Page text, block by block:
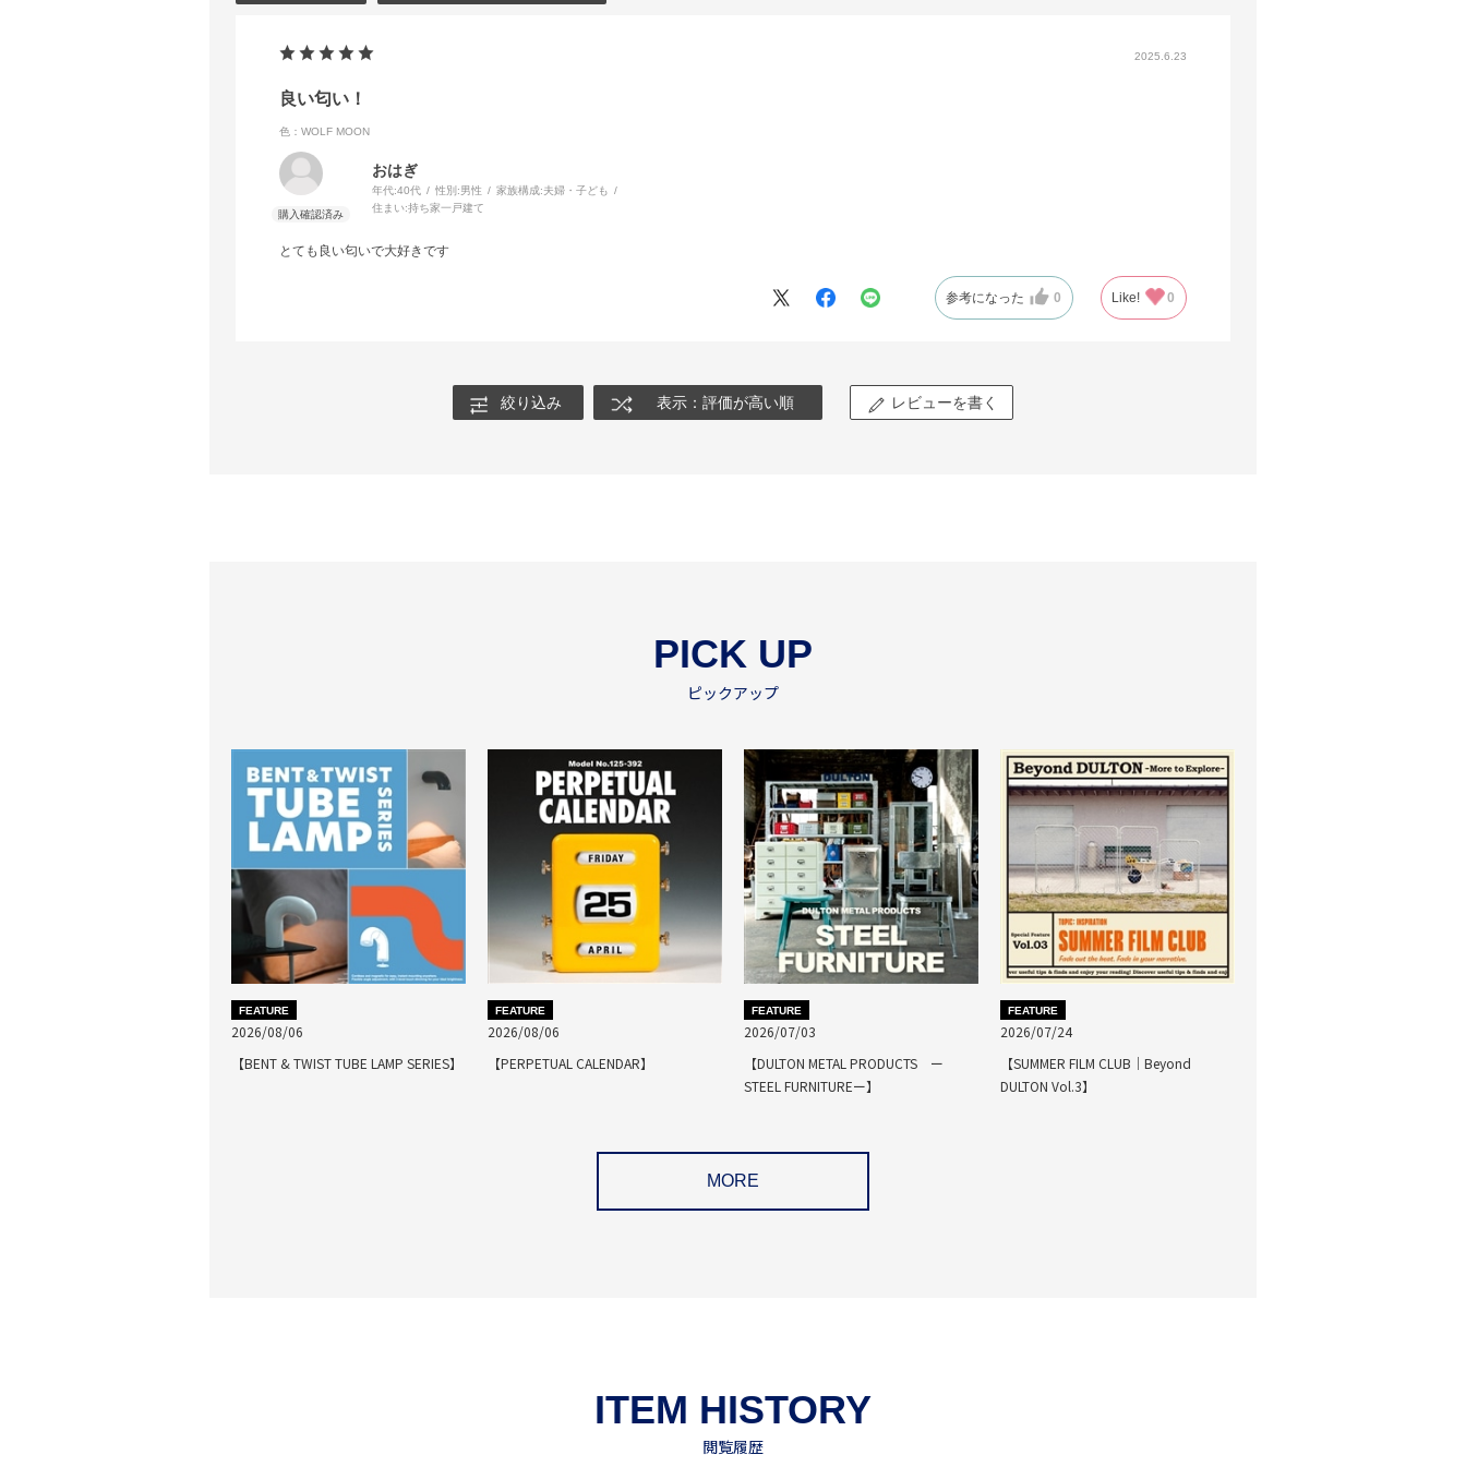
2025.6.23
良い匂い！
色：WOLF MOON
おはぎ
年代:40代 性別:男性 家族構成:夫婦・子ども
住まい:持ち家一戸建て
とても良い匂いで大好きです
参考になった 0 Like! 0
絞り込み 表示：評価が高い順 レビューを書く
PICK UP
ピックアップ
FEATURE
2026/08/06
【BENT & TWIST TUBE LAMP SERIES】
FEATURE
2026/08/06
【PERPETUAL CALENDAR】
FEATURE
2026/07/03
【DULTON METAL PRODUCTS ー
STEEL FURNITUREー】
FEATURE
2026/07/24
【SUMMER FILM CLUB｜Beyond
DULTON Vol.3】
MORE